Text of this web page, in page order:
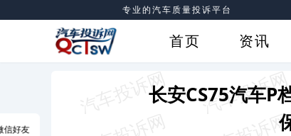
专业的汽车质量投诉平台
首页 资讯
长安CS75汽车P
信好友